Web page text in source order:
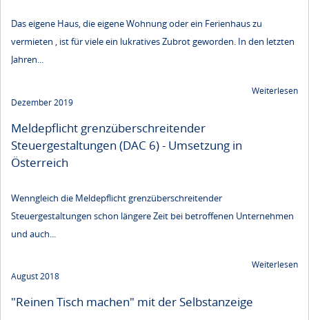
Das eigene Haus, die eigene Wohnung oder ein Ferienhaus zu
vermieten , ist für viele ein lukratives Zubrot geworden. In den letzten
Jahren...
Weiterlesen
Dezember 2019
Meldepflicht grenzüberschreitender
Steuergestaltungen (DAC 6) - Umsetzung in
Österreich
Wenngleich die Meldepflicht grenzüberschreitender
Steuergestaltungen schon längere Zeit bei betroffenen Unternehmen
und auch...
Weiterlesen
August 2018
"Reinen Tisch machen" mit der Selbstanzeige